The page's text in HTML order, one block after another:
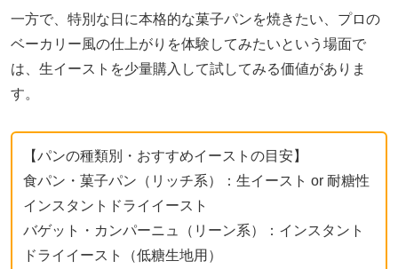
一方で、特別な日に本格的な菓子パンを焼きたい、プロの
ベーカリー風の仕上がりを体験してみたいという場面で
は、生イーストを少量購入して試してみる価値がありま
す。
【パンの種類別・おすすめイーストの目安】
食パン・菓子パン（リッチ系）：生イースト or 耐糖性
インスタントドライイースト
バゲット・カンパーニュ（リーン系）：インスタント
ドライイースト（低糖生地用）